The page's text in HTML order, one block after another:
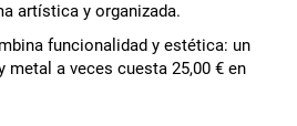
artística y organizada.
funcionalidad y estética: un
metal a veces cuesta 25,00 € en